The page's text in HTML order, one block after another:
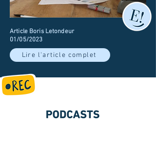
Article Boris Letondeur
01/05/2023
Lire l'article complet